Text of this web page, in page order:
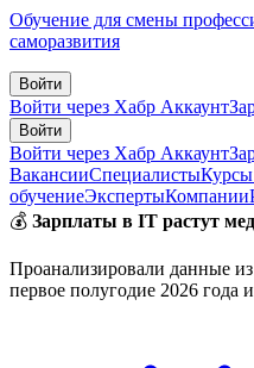
Обучение для смены
саморазвития
Войти
Войти через Хабр Аккаунт
Войти
Войти через Хабр Аккаунт
ВакансииСпециалисты
обучениеЭкспертыКомпании
💰 Зарплаты в IT растут
Проанализировали данные из
первое полугодие 2026 года